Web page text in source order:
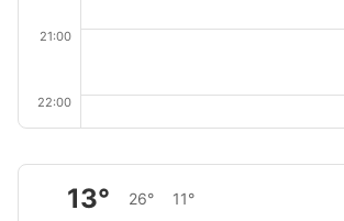
21:00
22:00
13° 26° 11°